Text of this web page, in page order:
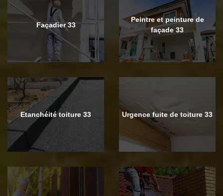
Façadier 33
Peintre et peinture de
façade 33
Etanchéité toiture 33 Urgence fuite de toiture 33